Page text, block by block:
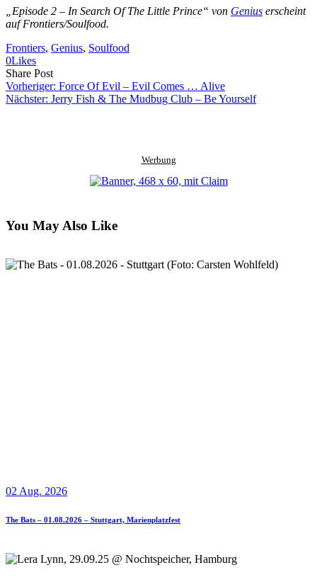
„Episode 2 – In Search Of The Little Prince“ von Genius erscheint
auf Frontiers/Soulfood.
Frontiers, Genius, Soulfood
0Likes
Share PostShare
on
Facebook
Copy
URL
to
Send
Link
via
Vorheriger: Force Of Evil – Evil Comes … Alive
Nächster: Jerry Fish & The Mudbug Club – Be Yourself
Werbung
You May Also Like
02 Aug. 2026
The Bats – 01.08.2026 – Stuttgart, Marienplatzfest